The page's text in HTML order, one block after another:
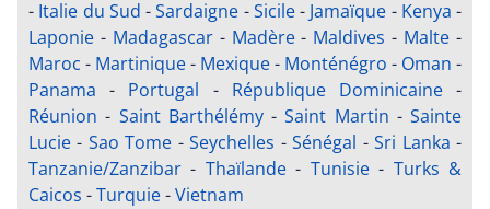
- Italie du Sud -Sardaigne -Sicile- Jamaïque - Kenya -
Laponie - Madagascar- Madère- Maldives - Malte -
Maroc - Martinique- Mexique- Monténégro - Oman -
Panama - Portugal - République Dominicaine-
Réunion - Saint Barthélémy-Saint Martin - Sainte
Lucie - Sao Tome -Seychelles -Sénégal -Sri Lanka -
Tanzanie/Zanzibar - Thaïlande- Tunisie- Turks &
Caicos -Turquie-Vietnam